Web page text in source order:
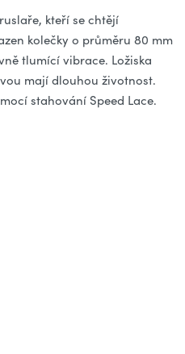
kteří se chtějí
kolečky o průměru 80 mm
tlumící vibrace. Ložiska
mají dlouhou životnost.
stahování Speed Lace.